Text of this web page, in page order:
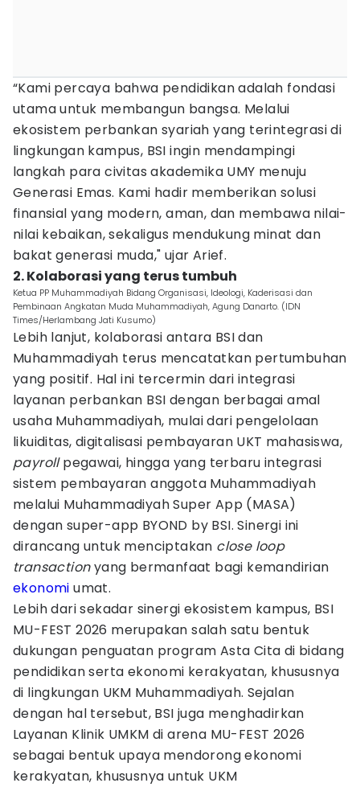
“Kami percaya bahwa pendidikan adalah fondasi
utama untuk membangun bangsa. Melalui
ekosistem perbankan syariah yang terintegrasi di
lingkungan kampus, BSI ingin mendampingi
langkah para civitas akademika UMY menuju
Generasi Emas. Kami hadir memberikan solusi
finansial yang modern, aman, dan membawa nilai-
nilai kebaikan, sekaligus mendukung minat dan
bakat generasi muda," ujar Arief.
2. Kolaborasi yang terus tumbuh
Ketua PP Muhammadiyah Bidang Organisasi, Ideologi, Kaderisasi dan
Pembinaan Angkatan Muda Muhammadiyah, Agung Danarto. (IDN
Times/Herlambang Jati Kusumo)
Lebih lanjut, kolaborasi antara BSI dan
Muhammadiyah terus mencatatkan pertumbuhan
yang positif. Hal ini tercermin dari integrasi
layanan perbankan BSI dengan berbagai amal
usaha Muhammadiyah, mulai dari pengelolaan
likuiditas, digitalisasi pembayaran UKT mahasiswa,
payrollpegawai, hingga yang terbaru integrasi
sistem pembayaran anggota Muhammadiyah
melalui Muhammadiyah Super App (MASA)
dengan super-app BYOND by BSI. Sinergi ini
dirancang untuk menciptakan close loop
transactionyang bermanfaat bagi kemandirian
ekonomi umat.
Lebih dari sekadar sinergi ekosistem kampus, BSI
MU-FEST 2026 merupakan salah satu bentuk
dukungan penguatan program Asta Cita di bidang
pendidikan serta ekonomi kerakyatan, khususnya
di lingkungan UKM Muhammadiyah. Sejalan
dengan hal tersebut, BSI juga menghadirkan
Layanan Klinik UMKM di arena MU-FEST 2026
sebagai bentuk upaya mendorong ekonomi
kerakyatan, khususnya untuk UKM